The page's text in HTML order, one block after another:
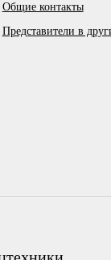
Общие контакты
Представители в